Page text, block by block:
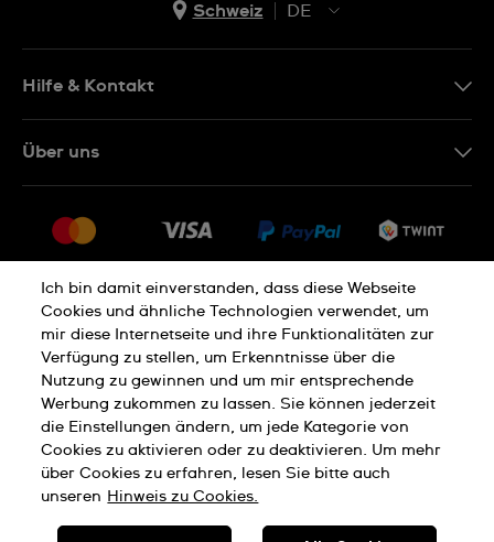
Schweiz
DE
IT
Hilfe & Kontakt
Rückgaberecht
Verkaufs- und Lieferbedingungen
Vertrag widerrufen
Über uns
Jobs
Datenschutzerklärung Cookies Hinweis
Nutzungsbedingungen Impressum
SWISS MADE
Ich bin damit einverstanden, dass diese Webseite
Cookies und ähnliche Technologien verwendet, um
mir diese Internetseite und ihre Funktionalitäten zur
Verfügung zu stellen, um Erkenntnisse über die
Nutzung zu gewinnen und um mir entsprechende
Werbung zukommen zu lassen. Sie können jederzeit
die Einstellungen ändern, um jede Kategorie von
Cookies zu aktivieren oder zu deaktivieren. Um mehr
über Cookies zu erfahren, lesen Sie bitte auch
unseren Hinweis zu Cookies.